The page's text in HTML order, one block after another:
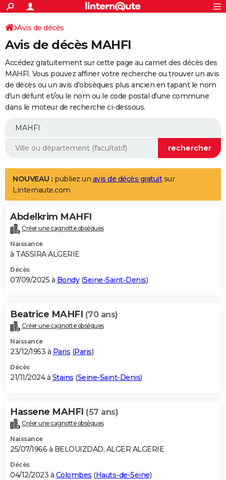
ACTUALITÉS
Politique
Société
Faits Divers
Education
Monde
Villes
+
SPORT
Coupe du monde 2026
Football
Tennis
Cyclisme
Rugby
Forum
Programme TV
TNT
Streaming
Cinéma
Sorties cinéma
Musique
+
FINANCE
Retraite
Impôts
Epargne
Immobilier
Risques naturels par ville
Banque
Assurance
Crédit
AUTO
Essais
Réserver un essai
Citadines
Berlines
SUV
Forum auto
+
Mobiles
Meilleur smartphone
Internet
Ordinateurs
Jeux vidéo
Guide high-tech
Aménagement intérieur
LIFESTYLE
Art de vivre
Bien-être
Loisirs
Mode
Modes de vie
Alimentation
Guide de la santé
Maladies
Médicaments
Sommeil
VOYAGE
Destinations
City break
Voyage nature
Voyage de noces
Forum
Climat
+PHOTO
GUIDES D'ACHAT
BONS PLANS
Carte de Noël
Carte Bonne année
Carte Saint-Valentin
Carte Pâques
Carte d'anniversaire
DICTIONNAIRE
Dictionnaire
Biographies
Citations
Expressions
Proverbes
PROGRAMME TV
S'inscrire
Se connecter
Lycées
Collèges
Primaires
Universités
Entreprises
Service militaire
Avis de recherche
AVIS DE DÉCÈS
Bricolage
Lifestyle
Culture
Sport
Auto
Television
Voyage
Cinema
Avis de décès
Avis de décès MAHFI
Accédez gratuitement sur cette page au carnet des décès des
MAHFI. Vous pouvez affiner votre recherche ou trouver un avis
de décès ou un avis d'obsèques plus ancien en tapant le nom
d'un défunt et/ou le nom ou le code postal d'une commune
dans le moteur de recherche ci-dessous.
NOUVEAU : publiez un avis de décès gratuitsur
Linternaute.com
Abdelkrim MAHFI
Créer une cagnotte obsèques
Naissance
à TASSIRA ALGERIE
Décès
07/09/2025 à Bondy(Seine-Saint-Denis)
Beatrice MAHFI (70 ans)
Créer une cagnotte obsèques
Naissance
23/12/1953 à Paris (Paris)
Décès
21/11/2024 à Stains (Seine-Saint-Denis)
Hassene MAHFI (57 ans)
Créer une cagnotte obsèques
Naissance
25/07/1966 à BELOUIZDAD, ALGER ALGERIE
Décès
04/12/2023 à Colombes (Hauts-de-Seine)